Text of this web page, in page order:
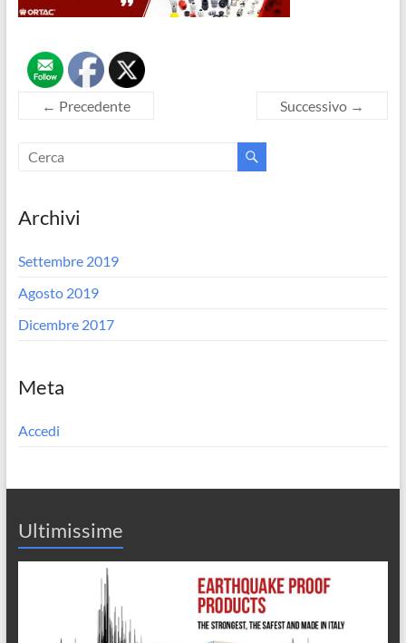
← Precedente Successivo →
Archivi
Settembre 2019
Agosto 2019
Dicembre 2017
Meta
Accedi
Ultimissime